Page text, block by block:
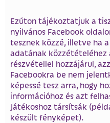
Ezúton tájékoztatjuk a
nyilvános Facebook
tesznek közzé, illetve ha
adatának közzétételéhez
részvétellel hozzájárul,
Facebookra be nem
képessé tesz arra, hogy
információhoz és azt
Játékoshoz társítsák
készült fényképet).